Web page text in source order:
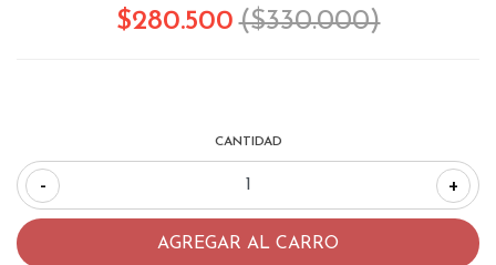
$280.500 ($330.000)
CANTIDAD
- +